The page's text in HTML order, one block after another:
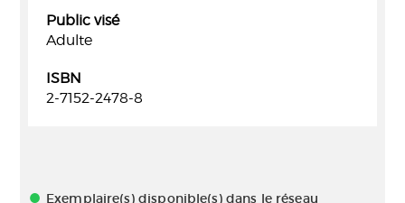
Public visé
Adulte
ISBN
2-7152-2478-8
Exemplaire(s) disponible(s) dans le réseau